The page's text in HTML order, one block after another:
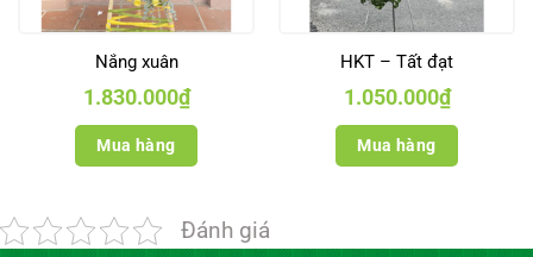
Nắng xuân
1.830.000₫
Mua hàng
HKT – Tất đạt
1.050.000₫
Mua hàng
Đánh giá